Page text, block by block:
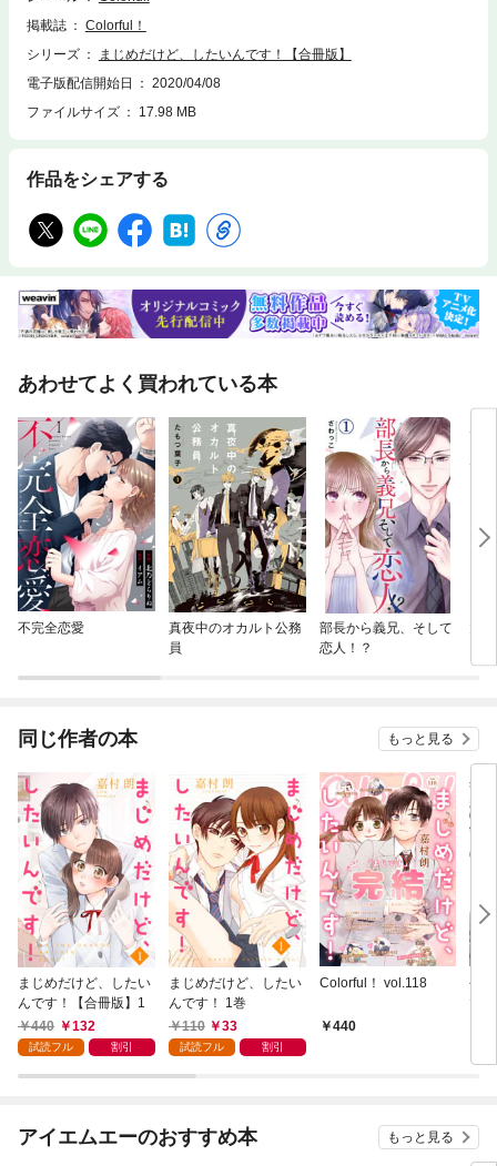
掲載誌
Colorful！
シリーズ
まじめだけど、したいんです！【合冊版】
電子版配信開始日
2020/04/08
ファイルサイズ
17.98 MB
作品をシェアする
あわせてよく買われている本
不完全恋愛
真夜中のオカルト公務
員
部長から義兄、そして
恋人！？
同じ作者の本 もっと見る
まじめだけど、したい
んです！【合冊版】1
440
132
試読フル 割引
まじめだけど、したい
んです！ 1巻
110
33
試読フル 割引
Colorful！ vol.118
440
今
で
アイエムエーのおすすめ本 もっと見る